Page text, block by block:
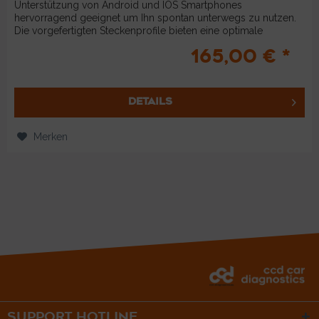
Unterstützung von Android und IOS Smartphones
hervorragend geeignet um Ihn spontan unterwegs zu nutzen.
Die vorgefertigten Steckenprofile bieten eine optimale
165,00 € *
DETAILS
Merken